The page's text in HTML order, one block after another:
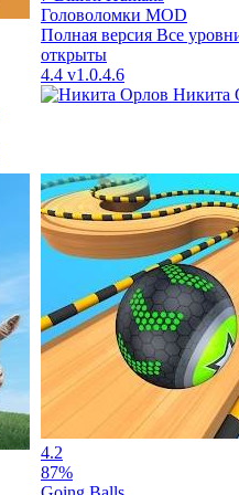
Головоломки MOD
Полная версия Все
открыты
4.4 v1.0.4.6
Никита
4.2
87%